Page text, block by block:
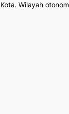
Wilayah